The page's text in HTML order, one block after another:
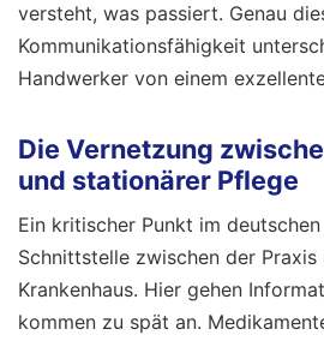
versteht, was passiert. Genau
Kommunikationsfähigkeit
Handwerker von einem
Die Vernetzung
und stationärer Pflege
Ein kritischer Punkt im
Schnittstelle zwischen der Praxis
Krankenhaus. Hier gehen
kommen zu spät an.